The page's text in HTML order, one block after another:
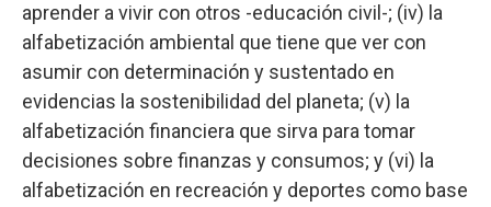
aprender a vivir con otros -educación civil-; (iv) la
alfabetización ambiental que tiene que ver con
asumir con determinación y sustentado en
evidencias la sostenibilidad del planeta; (v) la
alfabetización financiera que sirva para tomar
decisiones sobre finanzas y consumos; y (vi) la
alfabetización en recreación y deportes como base